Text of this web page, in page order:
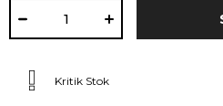
Kritik Stok